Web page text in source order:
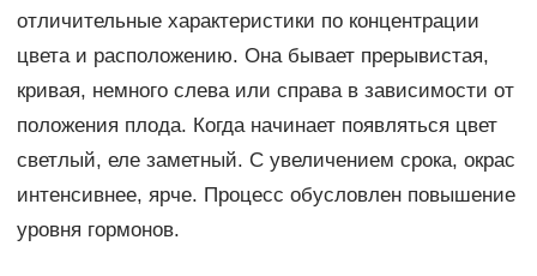
отличительные характеристики по концентрации
цвета и расположению. Она бывает прерывистая,
кривая, немного слева или справа в зависимости от
положения плода. Когда начинает появляться цвет
светлый, еле заметный. С увеличением срока, окрас
интенсивнее, ярче. Процесс обусловлен повышение
уровня гормонов.